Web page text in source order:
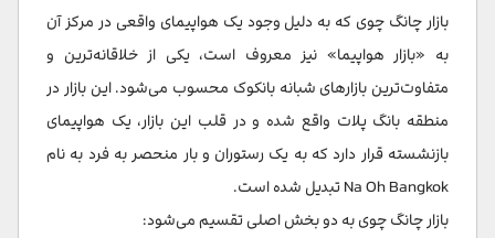
بازار چانگ چوی که به دلیل وجود یک هواپیمای واقعی در مرکز آن
به «بازار هواپیما» نیز معروف است، یکی از خلاقانه‌ترین و
متفاوت‌ترین بازارهای شبانه بانکوک محسوب می‌شود. این بازار در
منطقه بانگ پلات واقع شده و در قلب این بازار، یک هواپیمای
بازنشسته قرار دارد که به یک رستوران و بار منحصر به فرد به نام
Na Oh Bangkok تبدیل شده است.
بازار چانگ چوی به دو بخش اصلی تقسیم می‌شود: